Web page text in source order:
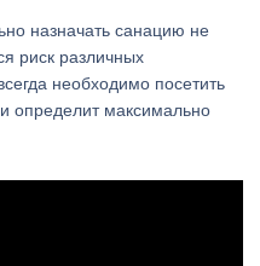
назначать санацию не
риск различных
необходимо посетить
определит максимально